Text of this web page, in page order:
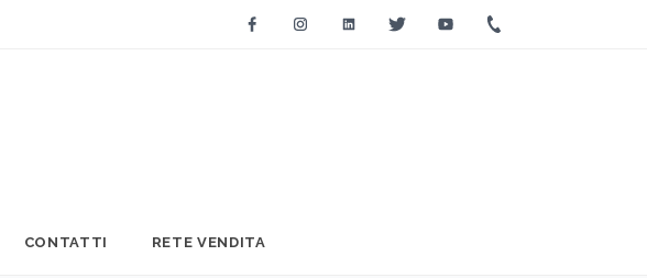
FacebookInstagramLinkedinTwitter Youtube
CONTATTI RETE VENDITA